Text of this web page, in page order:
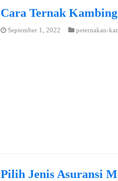
Cara Ternak Kambing
September 1, 2022 peternakan-
Pilih Jenis Asuransi